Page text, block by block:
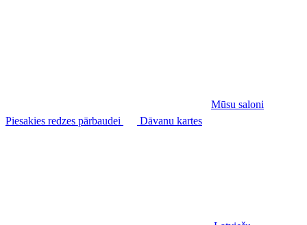
Mūsu saloni
Piesakies redzes pārbaudei
Dāvanu kartes